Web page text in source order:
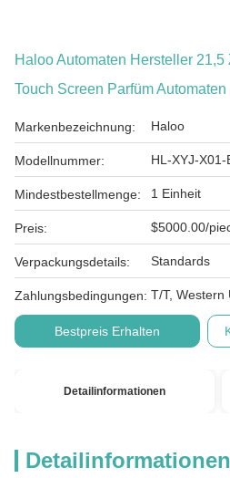
Haloo Automaten Hersteller
Touch Screen Parfüm Automaten
Markenbezeichnung: Haloo
Modellnummer: HL-XYJ-X01-
Mindestbestellmenge: 1 Einheit
Preis: $5000.00/
Verpackungsdetails: Standards
Zahlungsbedingungen: T/T, Western
Bestpreis Erhalten
Detailinformationen
Detailinformationen